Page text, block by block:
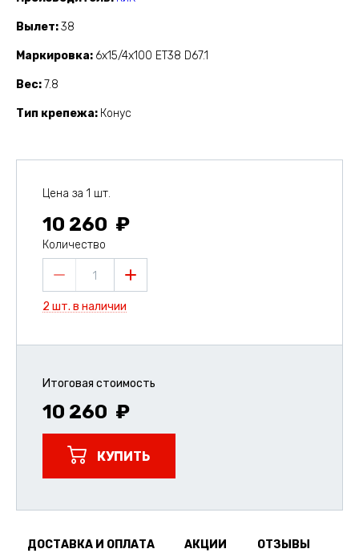
Вылет 38
Маркировка 6x15/4x100 ET38 D67.1
Вес 7.8
Тип крепежа Конус
Цена за 1 шт.
10 260
Количество
1
2 шт. в наличии
Итоговая стоимость
10 260
КУПИТЬ
ДОСТАВКА И ОПЛАТА АКЦИИ ОТЗЫВЫ